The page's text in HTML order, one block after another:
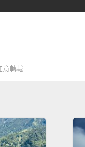
意轉載